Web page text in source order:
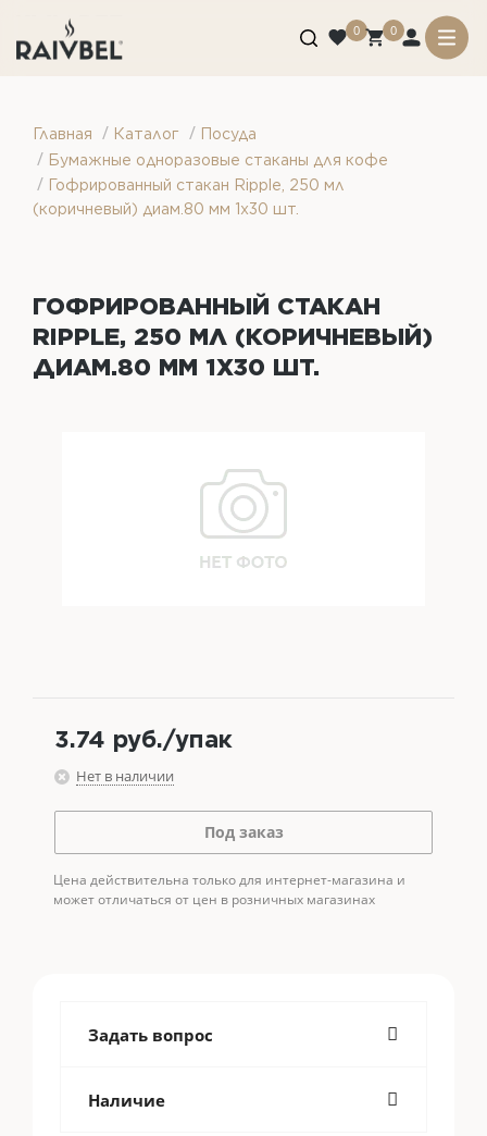
0 0
Главная / Каталог / Посуда
/ Бумажные одноразовые стаканы для кофе
/ Гофрированный стакан Ripple, 250 мл
(коричневый) диам.80 мм 1х30 шт.
ГОФРИРОВАННЫЙ СТАКАН
RIPPLE, 250 МЛ (КОРИЧНЕВЫЙ)
ДИАМ.80 ММ 1Х30 ШТ.
3.74 руб./упак
Нет в наличии
Под заказ
Цена действительна только для интернет-магазина и
может отличаться от цен в розничных магазинах
Задать вопрос
Наличие